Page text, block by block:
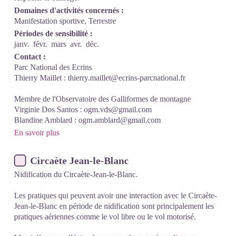
Domaines d'activités concernés :
Manifestation sportive, Terrestre
Périodes de sensibilité :
janv. févr. mars avr. déc.
Contact :
Parc National des Ecrins
Thierry Maillet : thierry.maillet@ecrins-parcnational.fr
Membre de l'Observatoire des Galliformes de montagne
Virginie Dos Santos : ogm.vds@gmail.com
Blandine Amblard : ogm.amblard@gmail.com
En savoir plus
Circaète Jean-le-Blanc
Nidification du Circaète-Jean-le-Blanc.
Les pratiques qui peuvent avoir une interaction avec le Circaète-
Jean-le-Blanc en période de nidification sont principalement les
pratiques aériennes comme le vol libre ou le vol motorisé.